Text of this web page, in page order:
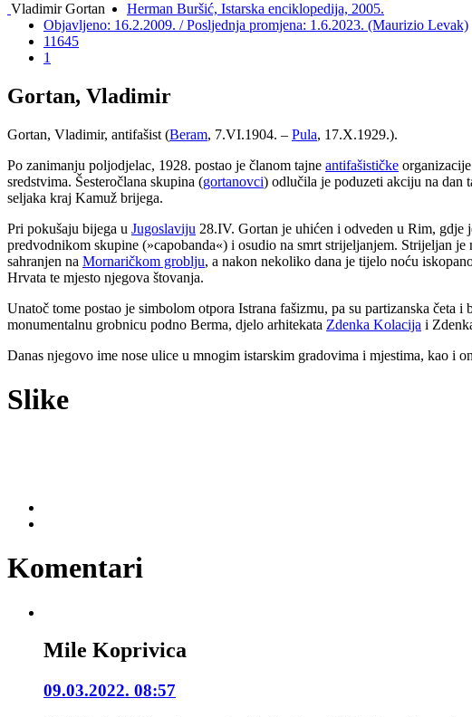
Vladimir Gortan
Herman Buršić, Istarska enciklopedija, 2005.
Objavljeno: 16.2.2009. / Posljednja promjena: 1.6.2023. (Maurizio Levak)
11645
1
Gortan, Vladimir
Gortan, Vladimir, antifašist (Beram, 7.VI.1904. – Pula, 17.X.1929.).
Po zanimanju poljodjelac, 1928. postao je članom tajne antifašističke
sredstvima. Šesteročlana skupina (gortanovci) odlučila je poduzeti akciju na dan
seljaka kraj Kamuž brijega.
Pri pokušaju bijega u Jugoslaviju 28.IV. Gortan je uhićen i odveden u Rim,
predvodnikom skupine (»capobanda«) i osudio na smrt strijeljanjem. Strijeljan
sahranjen na Mornaričkom groblju, a nakon nekoliko dana je tijelo noću
Hrvata te mjesto njegova štovanja.
Unatoč tome postao je simbolom otpora Istrana fašizmu, pa su partizanska
monumentalnu grobnicu podno Berma, djelo arhitekata Zdenka Kolacija i
Danas njegovo ime nose ulice u mnogim istarskim gradovima i mjestima, kao i
Slike
Komentari
Mile Koprivica
09.03.2022. 08:57